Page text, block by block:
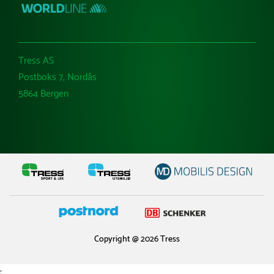
Tress AS
Postboks 7, Nordås
5864 Bergen
Copyright @ 2026 Tress